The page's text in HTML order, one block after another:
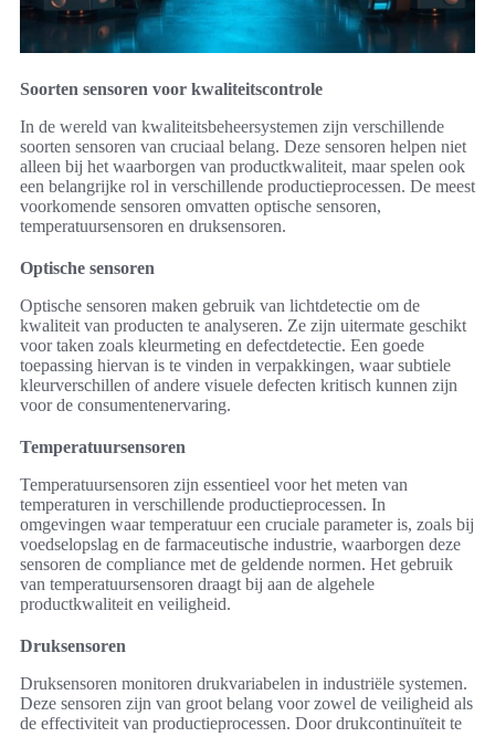
Soorten sensoren voor kwaliteitscontrole
In de wereld van kwaliteitsbeheersystemen zijn verschillende
soorten sensoren van cruciaal belang. Deze sensoren helpen niet
alleen bij het waarborgen van productkwaliteit, maar spelen ook
een belangrijke rol in verschillende productieprocessen. De meest
voorkomende sensoren omvatten optische sensoren,
temperatuursensoren en druksensoren.
Optische sensoren
Optische sensoren maken gebruik van lichtdetectie om de
kwaliteit van producten te analyseren. Ze zijn uitermate geschikt
voor taken zoals kleurmeting en defectdetectie. Een goede
toepassing hiervan is te vinden in verpakkingen, waar subtiele
kleurverschillen of andere visuele defecten kritisch kunnen zijn
voor de consumentenervaring.
Temperatuursensoren
Temperatuursensoren zijn essentieel voor het meten van
temperaturen in verschillende productieprocessen. In
omgevingen waar temperatuur een cruciale parameter is, zoals bij
voedselopslag en de farmaceutische industrie, waarborgen deze
sensoren de compliance met de geldende normen. Het gebruik
van temperatuursensoren draagt bij aan de algehele
productkwaliteit en veiligheid.
Druksensoren
Druksensoren monitoren drukvariabelen in industriële systemen.
Deze sensoren zijn van groot belang voor zowel de veiligheid als
de effectiviteit van productieprocessen. Door drukcontinuïteit te